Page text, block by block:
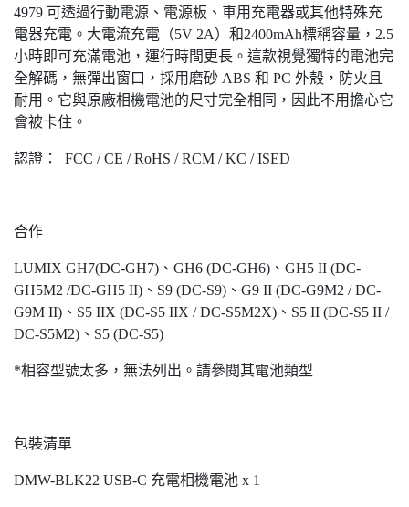
4979 可透過行動電源、電源板、車用充電器或其他特殊充
電器充電。大電流充電（5V 2A）和2400mAh標稱容量，2.5
小時即可充滿電池，運行時間更長。這款視覺獨特的電池完
全解碼，無彈出窗口，採用磨砂 ABS 和 PC 外殼，防火且
耐用。它與原廠相機電池的尺寸完全相同，因此不用擔心它
會被卡住。
認證： FCC / CE / RoHS / RCM / KC / ISED
合作
LUMIX GH7(DC-GH7)、GH6 (DC-GH6)、GH5 II (DC-
GH5M2 /DC-GH5 II)、S9 (DC-S9)、G9 II (DC-G9M2 / DC-
G9M II)、S5 IIX (DC-S5 IIX / DC-S5M2X)、S5 II (DC-S5 II /
DC-S5M2)、S5 (DC-S5)
*相容型號太多，無法列出。請參閱其電池類型
包裝清單
DMW-BLK22 USB-C 充電相機電池 x 1